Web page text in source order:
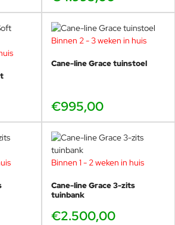
Binnen 2 - 3 weken in huis
Cane-line Grace tuinstoel
€995,00
Binnen 1 - 2 weken in huis
Cane-line Grace 3-zits
tuinbank
€2.500,00